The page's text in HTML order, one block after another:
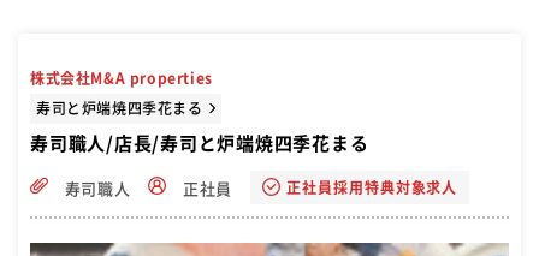
株式会社M&A properties
寿司と炉端焼四季花まる
寿司職人/店長/寿司と炉端焼四季花まる
寿司職人 正社員 正社員採用特典対象求人